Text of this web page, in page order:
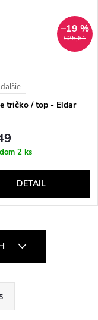
€25,61
–19 %
tričko / top - Eldar
2 ks
DETAIL
5